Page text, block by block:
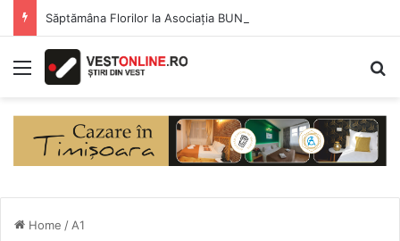
Săptămâna Florilor la Asociația BUNETI
Menu
Home / A1